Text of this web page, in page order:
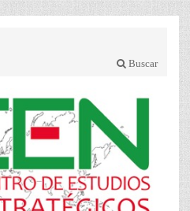
Buscar